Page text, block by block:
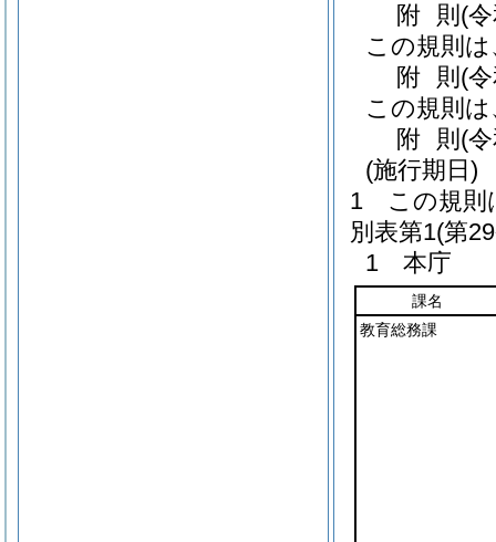
附 則 (
この規則
附 則 (
この規則
附 則 (
(施行期日)
1
この規則
別表第1(第
1 本庁
課名
教育総務課